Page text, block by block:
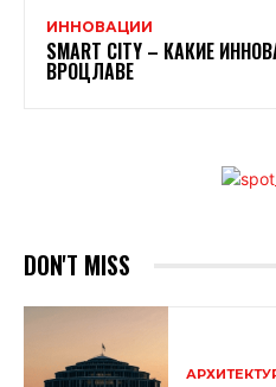
ИННОВАЦИИ
SMART CITY – КАКИЕ
ВРОЦЛАВЕ
DON'T MISS